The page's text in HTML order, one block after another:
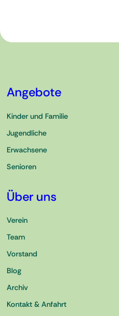
Angebote
Kinder und Familie
Jugendliche
Erwachsene
Senioren
Über uns
Verein
Team
Vorstand
Blog
Archiv
Kontakt & Anfahrt